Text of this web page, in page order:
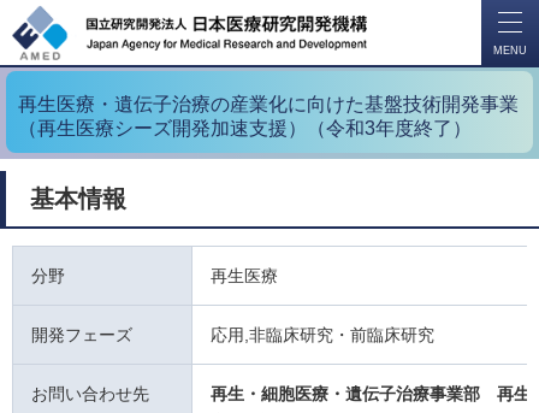
MENU
再生医療・遺伝子治療の産業化に向けた基盤技術開発事業
（再生医療シーズ開発加速支援）（令和3年度終了）
基本情報
分野 再生医療
開発フェーズ 応用,非臨床研究・前臨床研究
お問い合わせ先
再生・細胞医療・遺伝子治療事業部 再生